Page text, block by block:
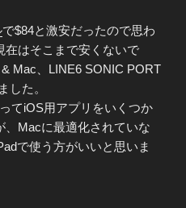
で$84と激安だったので思わ
在はそこまで安くないで
Mac、LINE6 SONIC PORT
した。
てiOS用アプリをいくつか
、Macに最適化されていな
で使う方がいいと思いま